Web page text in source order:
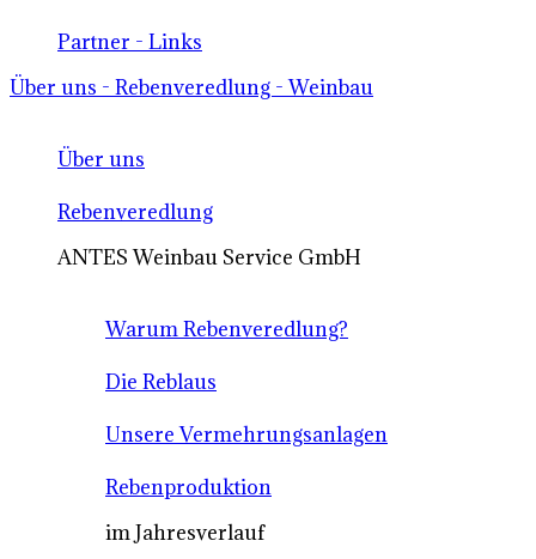
Partner - Links
Über uns - Rebenveredlung - Weinbau
Über uns
Rebenveredlung
ANTES Weinbau Service GmbH
Warum Rebenveredlung?
Die Reblaus
Unsere Vermehrungsanlagen
Rebenproduktion
im Jahresverlauf